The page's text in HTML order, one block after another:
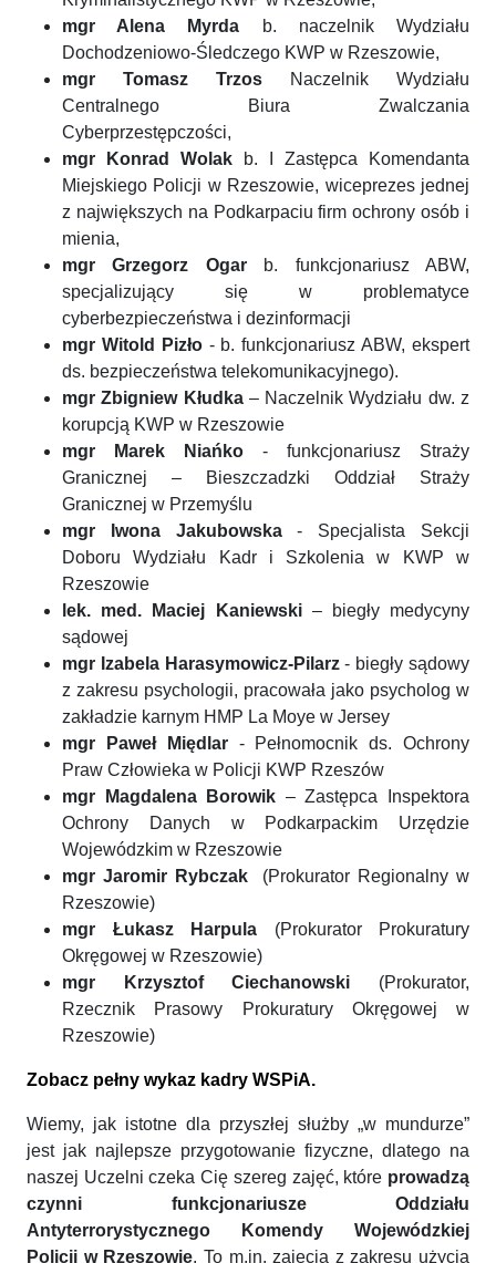
mgr Alena Myrda
b. naczelnik Wydziału
Dochodzeniowo-Śledczego KWP w Rzeszowie,
mgr Tomasz Trzos
Naczelnik Wydziału
Centralnego Biura Zwalczania
Cyberprzestępczości,
mgr Konrad Wolak
b. I Zastępca Komendanta
Miejskiego Policji w Rzeszowie, wiceprezes jednej
z największych na Podkarpaciu firm ochrony osób i
mienia,
mgr Grzegorz Ogar
b. funkcjonariusz ABW,
specjalizujący się w problematyce
cyberbezpieczeństwa i dezinformacji
mgr Witold Pizło - b. funkcjonariusz ABW, ekspert
ds. bezpieczeństwa telekomunikacyjnego).
mgr Zbigniew Kłudka– Naczelnik Wydziału dw. z
korupcją KWP w Rzeszowie
mgr Marek Niańko - funkcjonariusz Straży
Granicznej – Bieszczadzki Oddział Straży
Granicznej w Przemyślu
mgr Iwona Jakubowska- Specjalista Sekcji
Doboru Wydziału Kadr i Szkolenia w KWP w
Rzeszowie
lek. med. Maciej Kaniewski– biegły medycyny
sądowej
mgr Izabela Harasymowicz-Pilarz- biegły sądowy
z zakresu psychologii, pracowała jako psycholog w
zakładzie karnym HMP La Moye w Jersey
mgr Paweł Międlar- Pełnomocnik ds. Ochrony
Praw Człowieka w Policji KWP Rzeszów
mgr
Magdalena Borowik – Zastępca Inspektora
Ochrony Danych w Podkarpackim Urzędzie
Wojewódzkim w Rzeszowie
mgr Jaromir Rybczak (Prokurator Regionalny w
Rzeszowie)
mgr Łukasz Harpula (Prokurator Prokuratury
Okręgowej w Rzeszowie)
mgr Krzysztof Ciechanowski (Prokurator,
Rzecznik Prasowy Prokuratury Okręgowej w
Rzeszowie)
Zobacz pełny wykaz kadry WSPiA.
Wiemy, jak istotne dla przyszłej służby „w mundurze”
jest jak najlepsze przygotowanie fizyczne, dlatego na
naszej Uczelni czeka Cię szereg zajęć, które prowadzą
czynni funkcjonariusze Oddziału
Antyterrorystycznego Komendy Wojewódzkiej
Policji w Rzeszowie. To m.in. zajęcia z zakresu użycia